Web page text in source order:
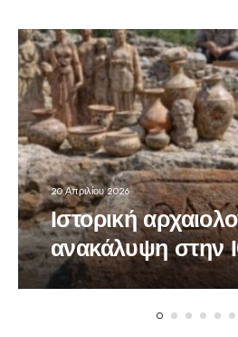
20 Απριλίου 2026
Ιστορική
ανακάλυψη στην